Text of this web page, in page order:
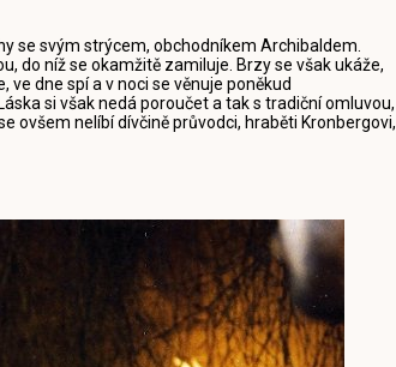
se svým strýcem, obchodníkem Archibaldem.
do níž se okamžitě zamiluje. Brzy se však ukáže,
ve dne spí a v noci se věnuje poněkud
si však nedá poroučet a tak s tradiční omluvou,
ovšem nelíbí dívčině průvodci, hraběti Kronbergovi,